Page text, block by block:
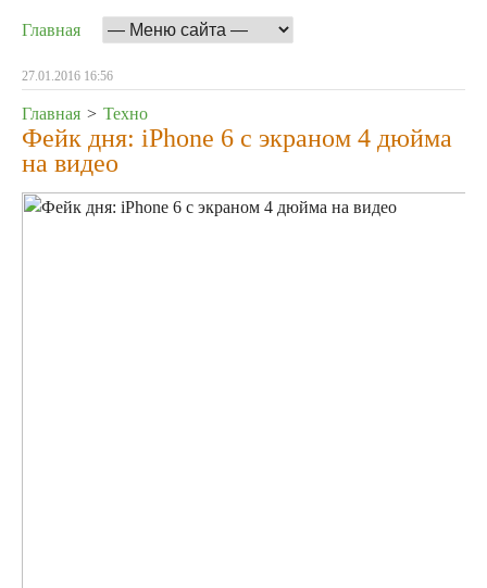
Главная
27.01.2016 16:56
Главная > Техно
Фейк дня: iPhone 6 с экраном 4 дюйма
на видео